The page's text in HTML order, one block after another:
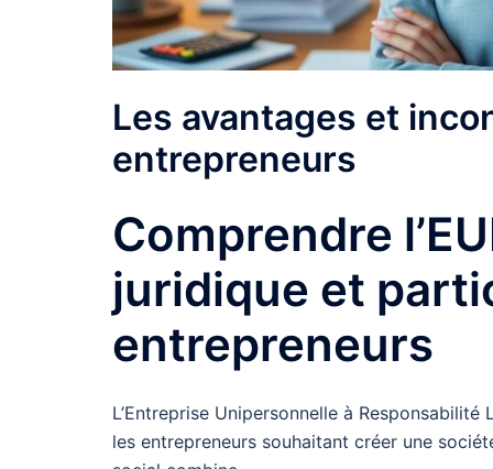
Les avantages et
entrepreneurs
Comprendre
juridique et
entrepreneurs
L’Entreprise Unipersonnelle à
les entrepreneurs souhaitant créer une